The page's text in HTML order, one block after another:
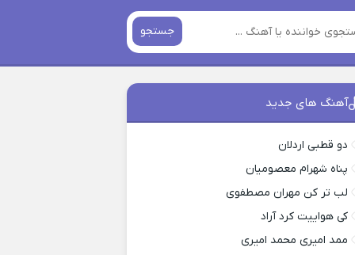
جستجو
آهنگ های جدید
دو قطبی اردلان
پناه شهرام معصومیان
لب تر کن مهران مصطفوی
کی هواییت کرد آراد
ممد امیری محمد امیری